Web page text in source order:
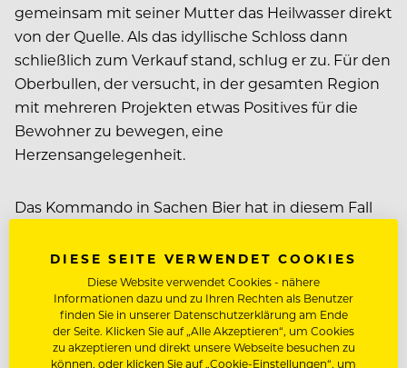
gemeinsam mit seiner Mutter das Heilwasser direkt
von der Quelle. Als das idyllische Schloss dann
schließlich zum Verkauf stand, schlug er zu. Für den
Oberbullen, der versucht, in der gesamten Region
mit mehreren Projekten etwas Positives für die
Bewohner zu bewegen, eine
Herzensangelegenheit.
Das Kommando in Sachen Bier hat in diesem Fall
das Thalheimer behutsam am Markt etablieren soll.
Mit kindlicher Neugier, Leidenschaft und
Pioniergeist gingen Mark Mateschitz und seine
Crew zu Werke. Ihre Mission? Ein
außergewöhnliches Bier mit Geschichte und
DIESE SEITE VERWENDET COOKIES
Diese Website verwendet Cookies - nähere
Informationen dazu und zu Ihren Rechten als Benutzer
finden Sie in unserer Datenschutzerklärung am Ende
der Seite. Klicken Sie auf „Alle Akzeptieren“, um Cookies
zu akzeptieren und direkt unsere Webseite besuchen zu
können, oder klicken Sie auf „Cookie-Einstellungen“, um